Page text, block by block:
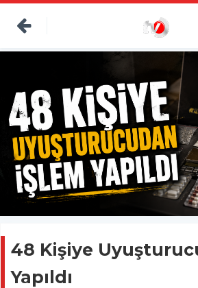
48 Kişiye
Yapıldı